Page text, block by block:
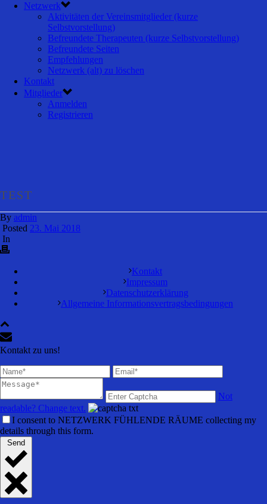
Netzwerk
Aktivitäten der Vereinsmitglieder (kurze
Selbstvorstellung)
Befreundete Therapeuten (kurze Selbstvorstellung)
Befreundete Seiten
Empfehlungen
Netzwerk (alt) zu löschen
Kontakt
Mitglieder
Anmelden
Registrieren
TEST
By admin
Posted 23. Mai 2018
In
Kontakt
Impressum
Datenschutzerklärung
Allgemeine Informationsvertragsbedingungen
Kontakt zu uns!
Not
readable? Change text.
I consent to NETZWERK FÜHLENDE RÄUME collecting my
details through this form.
Send